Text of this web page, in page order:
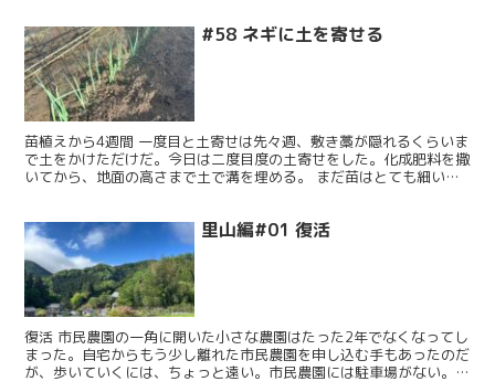
#58 ネギに土を寄せる
苗植えから4週間 一度目と土寄せは先々週、敷き藁が隠れるくらいま
で土をかけただけだ。今日は二度目度の土寄せをした。化成肥料を撒
いてから、地面の高さまで土で溝を埋める。 まだ苗はとても細い。
里山編#01 復活
復活 市民農園の一角に開いた小さな農園はたった2年でなくなってし
まった。自宅からもう少し離れた市民農園を申し込む手もあったのだ
が、歩いていくには、ちょっと遠い。市民農園には駐車場がない。思